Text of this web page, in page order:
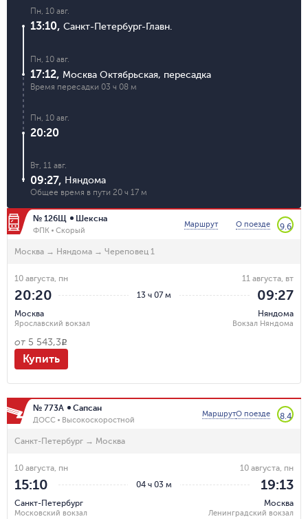
Пн, 10 авг.
13:10, Санкт-Петербург-Главн.
Пн, 10 авг.
17:12, Москва Октябрьская, пересадка
Время пересадки 03 ч 08 м
Пн, 10 авг.
20:20
Вт, 11 авг.
09:27, Няндома
Общее время в пути 20 ч 17 м
№ 126Щ Шексна
ФПК Скорый
Маршрут О поезде 9.6
Москва → Няндома → Череповец 1
13 ч 07 м
10 августа, пн
20:20
Москва
Ярославский вокзал
11 августа, вт
09:27
Няндома
Вокзал Няндома
от 5 543,3R
Купить
№ 773А Сапсан
ДОСС Высокоскоростной
МаршрутО поезде 8.4
Санкт-Петербург → Москва
04 ч 03 м
10 августа, пн
15:10
Санкт-Петербург
Московский вокзал
10 августа, пн
19:13
Москва
Ленинградский вокзал